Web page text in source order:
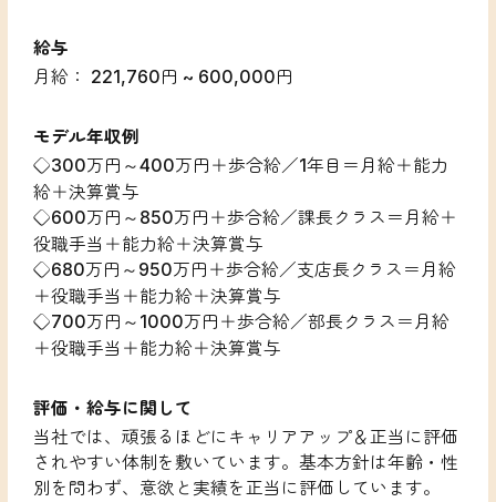
給与
月給： 221,760円 ~ 600,000円
モデル年収例
◇300万円～400万円＋歩合給／1年目＝月給＋能力
給＋決算賞与
◇600万円～850万円＋歩合給／課長クラス＝月給＋
役職手当＋能力給＋決算賞与
◇680万円～950万円＋歩合給／支店長クラス＝月給
＋役職手当＋能力給＋決算賞与
◇700万円～1000万円＋歩合給／部長クラス＝月給
＋役職手当＋能力給＋決算賞与
評価・給与に関して
当社では、頑張るほどにキャリアアップ＆正当に評価
されやすい体制を敷いています。基本方針は年齢・性
別を問わず、意欲と実績を正当に評価しています。